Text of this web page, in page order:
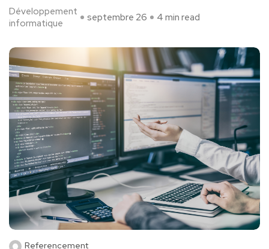
Développement
informatique
septembre 26 4 min read
Referencement